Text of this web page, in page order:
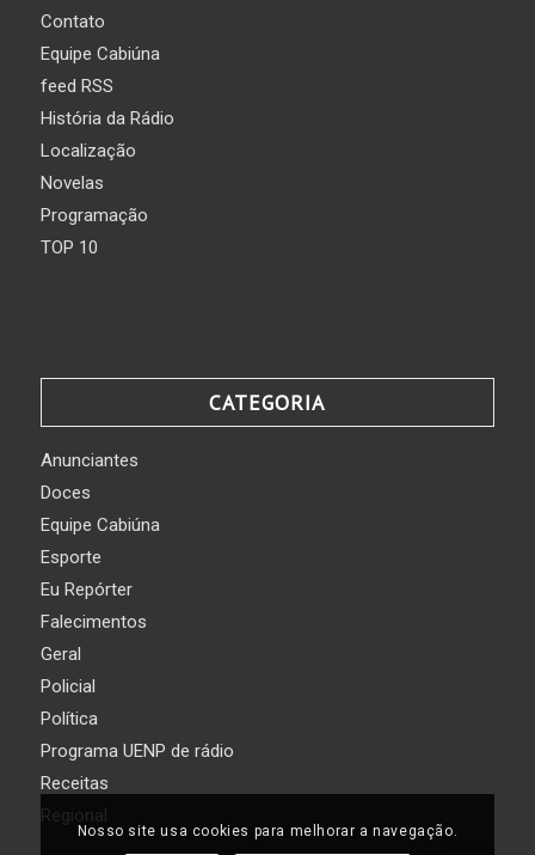
Contato
Equipe Cabiúna
feed RSS
História da Rádio
Localização
Novelas
Programação
TOP 10
CATEGORIA
Anunciantes
Doces
Equipe Cabiúna
Esporte
Eu Repórter
Falecimentos
Geral
Policial
Política
Programa UENP de rádio
Receitas
Regional
Nosso site usa cookies para melhorar a navegação.